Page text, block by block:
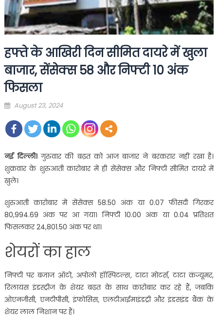
हफ्ते के आखिरी दिन सीमित दायरे में खुला
बाजार, सेंसेक्स 58 और निफ्टी 10 अंक
फिसला
Posted
August 23, 2024
नई दिल्ली।गुरुवार की बढ़त को आज बाजार ने बरकरार नहीं रखा है।
शुक्रवार के शुरुआती कारोबार में ही सेंसेक्स और निफ्टी सीमित दायरे में
खुले।
शुरुआती कारोबार में सेंसेक्स 58.50 अंक या 0.07 फीसदी गिरकर
80,994.69 अंक पर आ गया। निफ्टी 10.00 अंक या 0.04 प्रतिशत
फिसलकर 24,801.50 अंक पर था।
शेयरों का हाल
निफ्टी पर बजाज ऑटो, अपोलो हॉस्पिटल्स, टाटा मोटर्स, टाटा कंज्यूमर,
रिलायंस इंडस्ट्रीज के शेयर बढ़त के साथ कारोबार कर रहे हैं, जबकि
ओएनजीसी, एनटीपीसी, इंफोसिस, एलटीआईमाइंडट्री और इंडसइंड बैंक के
शेयर लाल निशान पर हैं।